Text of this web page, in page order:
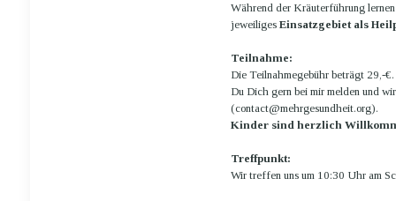
Während der Kräuterführung
jeweiliges Einsatzgebiet als
Teilnahme:
Die Teilnahmegebühr beträgt 29,-
Du Dich gern bei mir melden und
(contact@mehrgesundheit.org).
Kinder sind herzlich
Treffpunkt:
Wir treffen uns um 10:30 Uhr am